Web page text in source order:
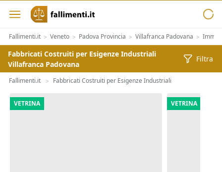
Fallimenti.it > Veneto > Padova Provincia > Villafranca Padovana >
Fabbricati Costruiti per Esigenze Industriali
Villafranca Padovana
Filtra
Fallimenti.it > Fabbricati Costruiti per Esigenze Industriali
VETRINA VETRINA